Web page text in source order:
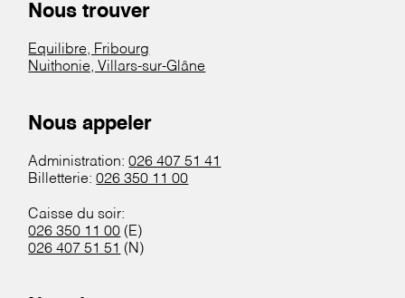
Nous trouver
Equilibre, Fribourg
Nuithonie, Villars-sur-Glâne
Nous appeler
Administration:026 407 51 41
Billetterie:026 350 11 00
Caisse du soir:
026 350 11 00 (E)
026 407 51 51 (N)